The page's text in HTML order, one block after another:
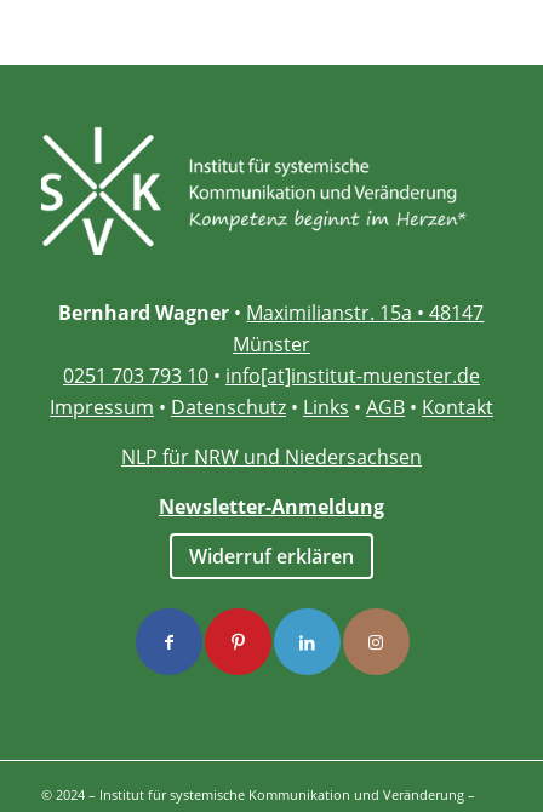
Bernhard Wagner • Maximilianstr. 15a • 48147
Münster
0251 703 793 10• info[at]institut-muenster.de
Impressum • Datenschutz• Links • AGB• Kontakt
NLP für NRW und Niedersachsen
Newsletter-Anmeldung
Widerruf erklären
© 2024 – Institut für systemische Kommunikation und Veränderung –